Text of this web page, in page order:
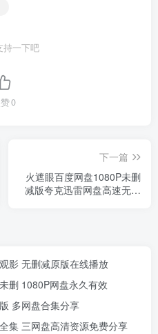
持一下吧
0
下一篇
火遮眼百度网盘1080P未删
减版夸克迅雷网盘高速无删
影 无删减原版在线播放
删 1080P网盘永久有效
多网盘合集分享
集 三网盘高清资源免费分享